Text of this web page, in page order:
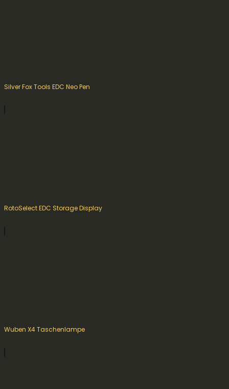
Silver Fox Tools EDC Neo Pen
RotoSelect EDC Storage Display
Wuben X4 Taschenlampe